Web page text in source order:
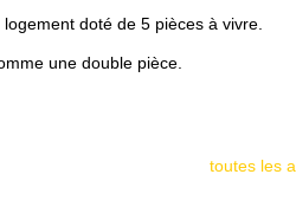
doté de 5 pièces à vivre.
une double pièce.
toutes les